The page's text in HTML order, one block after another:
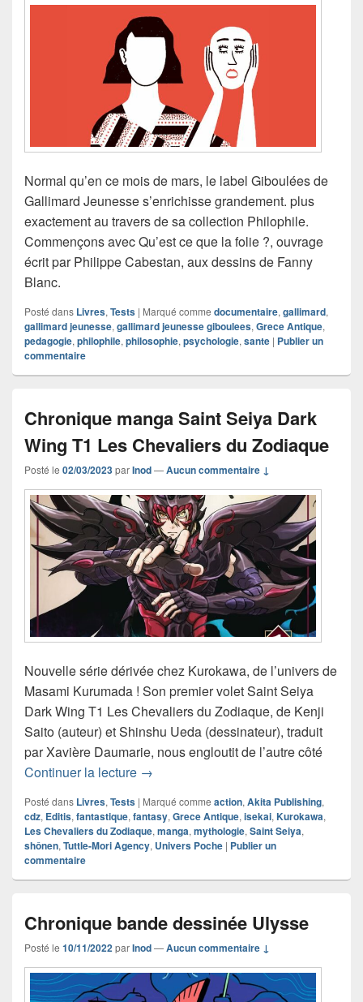
Normal qu’en ce mois de mars, le label Giboulées de
Gallimard Jeunesse s’enrichisse grandement. plus
exactement au travers de sa collection Philophile.
Commençons avec Qu’est ce que la folie ?, ouvrage
écrit par Philippe Cabestan, aux dessins de Fanny
Blanc.
Posté dans Livres, Tests | Marqué comme documentaire, gallimard,
gallimard jeunesse, gallimard jeunesse giboulees, Grece Antique,
pedagogie, philophile, philosophie, psychologie, sante | Publier un
commentaire
Chronique manga Saint Seiya Dark
Wing T1 Les Chevaliers du Zodiaque
Posté le 02/03/2023parInod—Aucun commentaire ↓
Nouvelle série dérivée chez Kurokawa, de l’univers de
Masami Kurumada ! Son premier volet Saint Seiya
Dark Wing T1 Les Chevaliers du Zodiaque, de Kenji
Saito (auteur) et Shinshu Ueda (dessinateur), traduit
par Xavière Daumarie, nous engloutit de l’autre côté
Continuer la lecture Chronique manga Saint Seiya Dark
→
Posté dans Livres, Tests | Marqué comme action, Akita Publishing,
cdz, Editis, fantastique, fantasy, Grece Antique, isekai, Kurokawa,
Les Chevaliers du Zodiaque, manga, mythologie, Saint Seiya,
shônen, Tuttle-Mori Agency, Univers Poche | Publier un
commentaire
Chronique bande dessinée Ulysse
Posté le 10/11/2022parInod—Aucun commentaire ↓